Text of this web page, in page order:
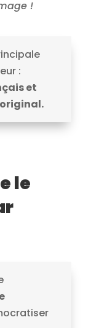
!
:
et
le